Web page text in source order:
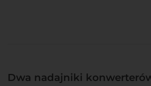
Dwa nadajniki